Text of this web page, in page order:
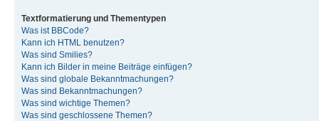
Textformatierung und Thementypen
Was ist BBCode?
Kann ich HTML benutzen?
Was sind Smilies?
Kann ich Bilder in meine Beiträge einfügen?
Was sind globale Bekanntmachungen?
Was sind Bekanntmachungen?
Was sind wichtige Themen?
Was sind geschlossene Themen?